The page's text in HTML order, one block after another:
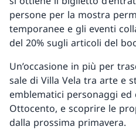
persone per la mostra
temporanee e gli eventi
del 20% sugli articoli del
Un’occasione in più per
sale di Villa Vela tra arte e
emblematici personaggi ed
Ottocento, e scoprire le
dalla prossima primavera.